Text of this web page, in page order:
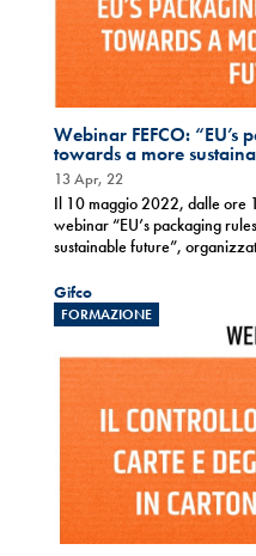
Webinar FEFCO:
towards a more
13 Apr, 22
Il 10 maggio 2022, dalle ore
webinar “EU’s packaging
sustainable future”,
Gifco
FORMAZIONE